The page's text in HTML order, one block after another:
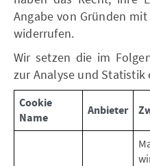
Angabe von Gründen
widerrufen.
Wir setzen die im
zur Analyse und Statistik
Cookie
Name
Anbieter